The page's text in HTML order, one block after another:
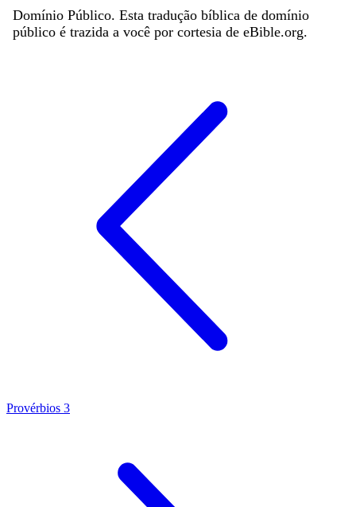
Domínio Público. Esta tradução bíblica de domínio
público é trazida a você por cortesia de eBible.org.
Provérbios 3